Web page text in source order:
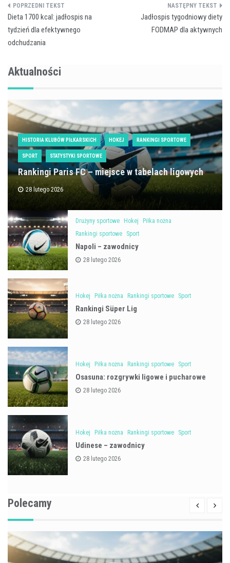
Nawigacja
wpisu
Dieta 1700 kcal: jadłospis na
tydzień dla efektywnego
odchudzania
Jadłospis tygodniowy diety
FODMAP dla aktywnych
Aktualności
HISTORIA KLUBÓW PIŁKARSKICH HOKEJ RANKINGI SPORTOWE
SPORT STATYSTYKI SPORTOWE
Rankingi Paris FC – miejsce w tabelach ligowych
28 lutego 2026
Drużyny sportowe Hokej
Piłka nożna
Rankingi sportowe
Sport
Napoli – zawodnicy
28 lutego 2026
Hokej Piłka nożna Rankingi sportowe Sport
Rankingi Süper Lig
28 lutego 2026
Hokej Piłka nożna Rankingi sportowe Sport
Osasuna: rozgrywki ligowe i pucharowe
28 lutego 2026
Hokej Piłka nożna Rankingi sportowe Sport
Udinese – zawodnicy
28 lutego 2026
Polecamy